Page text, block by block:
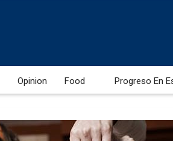
Opinion Food Progreso En